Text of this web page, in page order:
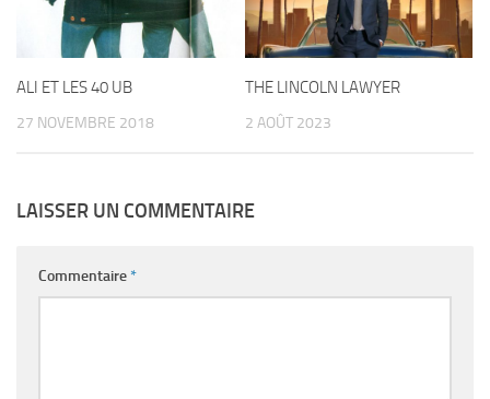
ALI ET LES 40 UB
27 NOVEMBRE 2018
THE LINCOLN LAWYER
2 AOÛT 2023
LAISSER UN COMMENTAIRE
Commentaire*